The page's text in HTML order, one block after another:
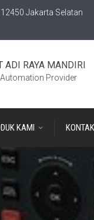
Jakarta Selatan
ADI RAYA MANDIRI
Provider
KAMI